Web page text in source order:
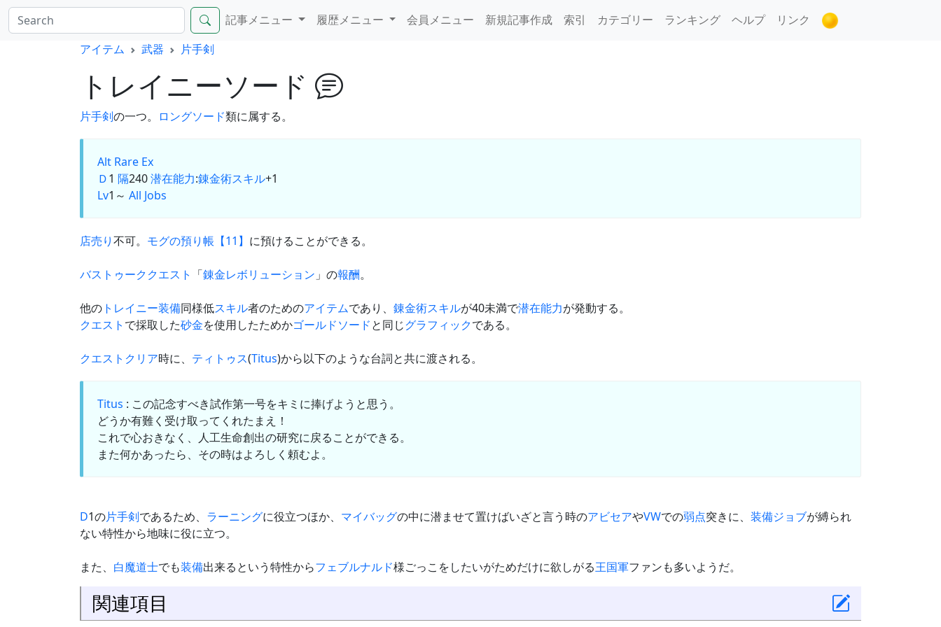
記事メニュー 履歴メニュー 会員メニュー 新規記事作成 索引 カテゴリー ランキング ヘルプ
リンク
アイテム
武器 片手剣
トレイニーソード
片手剣の一つ。 ロングソード類に属する。
Alt Rare Ex
Ｄ1 隔240潜在能力:錬金術スキル+1
Lv1～ All Jobs
店売り不可。 モグの預り帳【11】 に預けることができる。
バストゥーククエスト 「錬金レボリューション 」の報酬。
他の トレイニー装備同様低スキル者のためのアイテムであり、 錬金術スキルが40未満で潜在能力が発動する。
クエスト で採取した砂金を使用したためかゴールドソードと同じグラフィックである。
クエスト クリア時に、 ティトゥス(Titus)から以下のような台詞と共に渡される。
Titus : この記念すべき試作第一号をキミに捧げようと思う。
どうか有難く受け取ってくれたまえ！
これで心おきなく、人工生命創出の研究に戻ることができる。
また何かあったら、その時はよろしく頼むよ。
D1の片手剣であるため、 ラーニングに役立つほか、 マイバッグの中に潜ませて置けばいざと言う時のアビセアやVWでの弱点突きに、 装備ジョブが縛られ
ない特性から地味に役に立つ。
また、 白魔道士でも装備出来るという特性からフェブルナルド様ごっこをしたいがためだけに欲しがる王国軍ファンも多いようだ。
関連項目